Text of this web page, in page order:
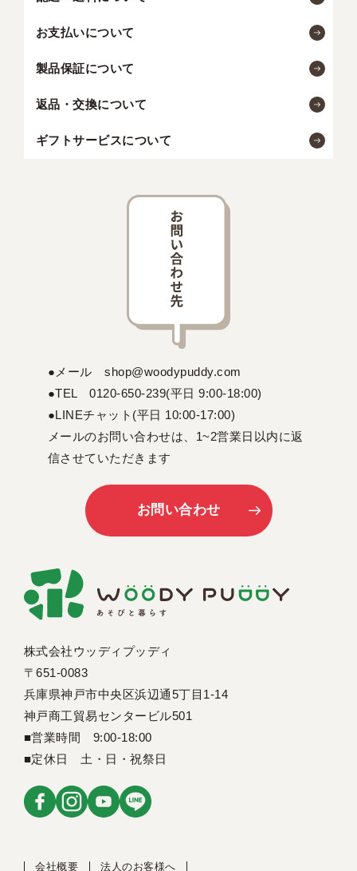
お支払いについて
製品保証について
返品・交換について
ギフトサービスについて
株式会社ウッディプッディ
〒651-0083
兵庫県神戸市中央区浜辺通5丁目1-14
神戸商工貿易センタービル501
■営業時間 9:00-18:00
■定休日 土・日・祝祭日
●メール shop@woodypuddy.com
●TEL 0120-650-239(平日 9:00-18:00)
●LINEチャット(平日 10:00-17:00)
メールのお問い合わせは、1~2営業日以内に返
信させていただきます
お問い合わせ
会社概要 法人のお客様へ